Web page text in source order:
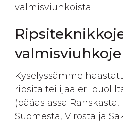
valmisviuhkoista.
Kyselyssämme
ripsitaiteilijaa eri
(pääasiassa
Suomesta, Virosta ja